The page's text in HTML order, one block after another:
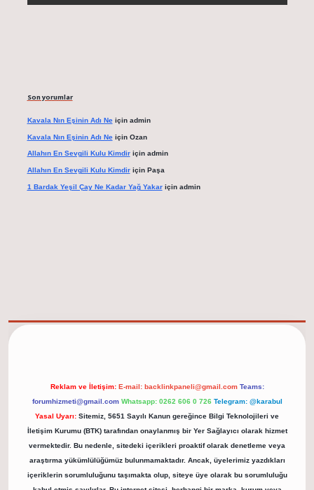
Son yorumlar
Kavala Nın Eşinin Adı Neiçin admin
Kavala Nın Eşinin Adı Neiçin Ozan
Allahın En Sevgili Kulu Kimdiriçin admin
Allahın En Sevgili Kulu Kimdiriçin Paşa
1 Bardak Yeşil Çay Ne Kadar Yağ Yakariçin admin
Reklam ve İletişim: E-mail: backlinkpaneli@gmail.com Teams:
forumhizmeti@gmail.com Whatsapp: 0262 606 0 726 Telegram: @karabul
Yasal Uyarı: Sitemiz, 5651 Sayılı Kanun gereğince Bilgi Teknolojileri ve
İletişim Kurumu (BTK) tarafından onaylanmış bir Yer Sağlayıcı olarak hizmet
vermektedir. Bu nedenle, sitedeki içerikleri proaktif olarak denetleme veya
araştırma yükümlülüğümüz bulunmamaktadır. Ancak, üyelerimiz yazdıkları
içeriklerin sorumluluğunu taşımakta olup, siteye üye olarak bu sorumluluğu